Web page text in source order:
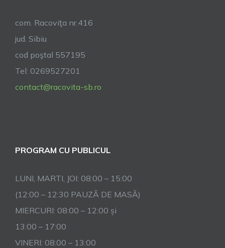
com. Racoviţa nr.416
jud. Sibiu
cod poştal 557195
Tel: 0269527201
contact@racovita-sb.ro
PROGRAM CU PUBLICUL
LUNI, MARTI, JOI: 08:00 – 15:00
(12:00 – 12:30 PAUZĂ DE MASĂ)
MIERCURI: 08:00 – 12:00 și
13:00 – 17:00
VINERI: 08:00 – 13:00